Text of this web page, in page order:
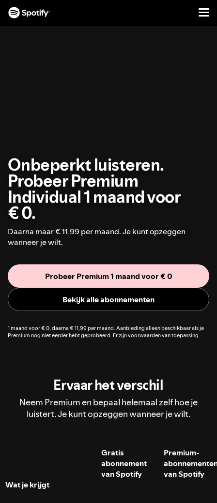
Onbeperkt luisteren.
Probeer Premium
Individual 1 maand voor
€ 0.
Daarna maar € 11,99 per maand. Je kunt opzeggen
wanneer je wilt.
Probeer Premium 1 maand voor € 0
Bekijk alle abonnementen
1 maand voor € 0, daarna € 11,99 per maand. Aanbieding alleen beschikbaar als je
Premium nog niet eerder hebt geprobeerd. Er zijn voorwaarden van toepassing.
Ervaar het verschil
Neem Premium en bepaal helemaal zelf hoe je
luistert. Je kunt opzeggen wanneer je wilt.
Wat je krijgt
Gratis
abonnement
van Spotify
Premium-
van Spotify